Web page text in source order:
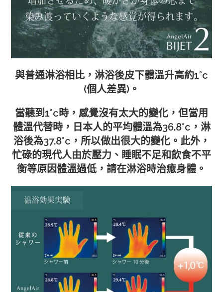
與普通淋浴相比，淋浴後皮下體溫升高約1°c
(個人差異)。
當聽到1°c時，感覺沒有太大的變化，但當用
體溫代替時，日本人的平均體溫為36.8°c，淋
浴後為37.8°c，所以做出很大的變化。此外，
忙碌的現代人由於壓力、睡眠不足和飲食不平
衡等原因體溫過低，請在淋浴時治癒身體。